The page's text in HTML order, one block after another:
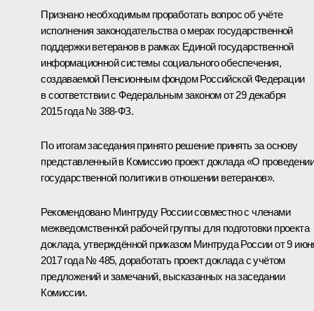
Признано необходимым проработать вопрос об учёте
исполнения законодательства о мерах государственной
поддержки ветеранов в рамках Единой государственной
информационной системы социального обеспечения,
создаваемой Пенсионным фондом Российской Федерации
в соответствии с Федеральным законом от 29 декабря
2015 года № 388-ФЗ.
По итогам заседания принято решение принять за основу
представленный в Комиссию проект доклада «О проведении
государственной политики в отношении ветеранов».
Рекомендовано Минтруду России совместно с членами
межведомственной рабочей группы для подготовки проекта
доклада, утверждённой приказом Минтруда России от 9
2017 года № 485, доработать проект доклада с учётом
предложений и замечаний, высказанных на заседании
Комиссии.